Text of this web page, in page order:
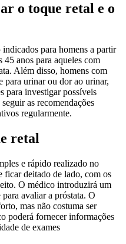
o toque retal e o
para homens a partir
45 anos para aqueles com
Além disso, homens com
para urinar ou dor ao urinar,
para investigar possíveis
as recomendações
regularmente.
retal
e rápido realizado no
ficar deitado de lado, com os
O médico introduzirá um
avaliar a próstata. O
mas não costuma ser
poderá fornecer informações
de exames